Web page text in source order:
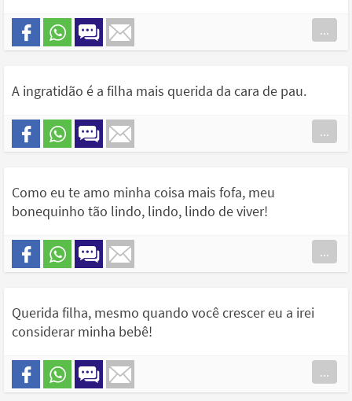
...
A ingratidão é a filha mais querida da cara de pau.
...
Como eu te amo minha coisa mais fofa, meu
bonequinho tão lindo, lindo, lindo de viver!
...
Querida filha, mesmo quando você crescer eu a irei
considerar minha bebê!
...